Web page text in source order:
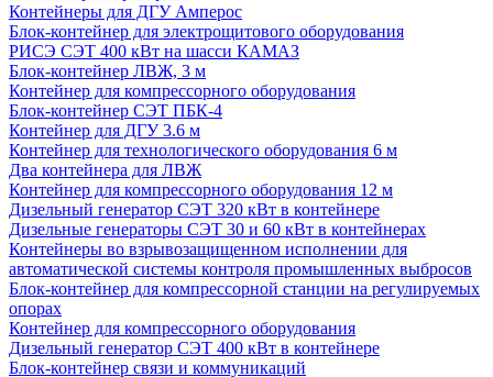
Контейнеры для ДГУ Амперос
Блок-контейнер для электрощитового оборудования
РИСЭ СЭТ 400 кВт на шасси КАМАЗ
Блок-контейнер ЛВЖ, 3 м
Контейнер для компрессорного оборудования
Блок-контейнер СЭТ ПБК-4
Контейнер для ДГУ 3.6 м
Контейнер для технологического оборудования 6 м
Два контейнера для ЛВЖ
Контейнер для компрессорного оборудования 12 м
Дизельный генератор СЭТ 320 кВт в контейнере
Дизельные генераторы СЭТ 30 и 60 кВт в контейнерах
Контейнеры во взрывозащищенном исполнении для
автоматической системы контроля промышленных выбросов
Блок-контейнер для компрессорной станции на регулируемых
опорах
Контейнер для компрессорного оборудования
Дизельный генератор СЭТ 400 кВт в контейнере
Блок-контейнер связи и коммуникаций